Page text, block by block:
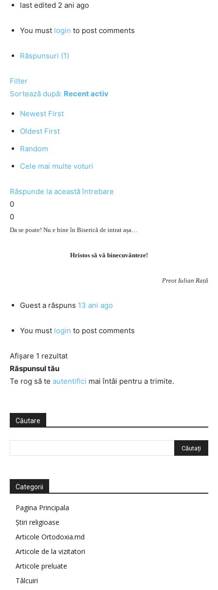
last edited 2 ani ago
You must login to post comments
Răspunsuri (1)
Filter
Sortează după: Recent activ
Newest First
Oldest First
Random
Cele mai multe voturi
Răspunde la această întrebare
0
0
Da se poate! Nu e bine în Biserică de intrat așa…
Hristos să vă binecuvânteze!
Preot Iulian Rață
Guest a răspuns 13 ani ago
You must login to post comments
Afișare 1 rezultat
Răspunsul tău
Te rog să te autentifici mai întâi pentru a trimite.
Căutare
Categorii
Pagina Principala
Știri religioase
Articole Ortodoxia.md
Articole de la vizitatori
Articole preluate
Tâlcuiri